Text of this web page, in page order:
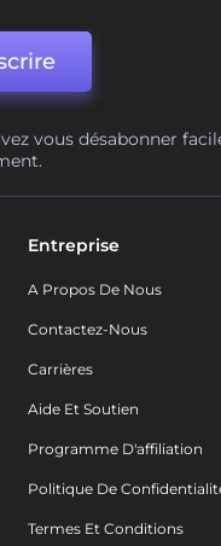
vous désabonner
Entreprise
A Propos De Nous
Contactez-Nous
Carrières
Aide Et Soutien
Programme D'affiliation
Politique De
Termes Et Conditions